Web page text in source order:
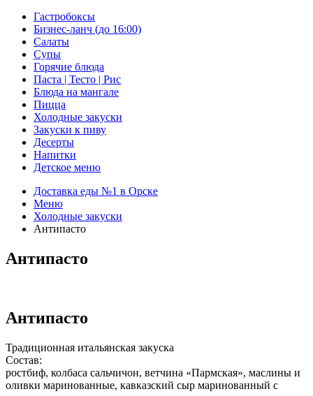
Гастробоксы
Бизнес-ланч (до 16:00)
Салаты
Супы
Горячие блюда
Паста | Тесто | Рис
Блюда на мангале
Пицца
Холодные закуски
Закуски к пиву
Десерты
Напитки
Детское меню
Доставка еды №1 в Орске
Меню
Холодные закуски
Антипасто
Антипасто
Антипасто
Традиционная итальянская закуска
Состав:
ростбиф, колбаса сальчичон, ветчина «Пармская», маслины и
оливки маринованные, кавказский сыр маринованный с